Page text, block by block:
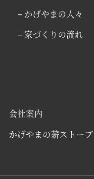
− かげやまの人々
− 家づくりの流れ
会社案内
かげやまの薪ストーブ